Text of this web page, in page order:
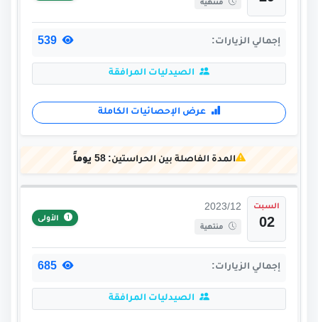
منتهية
إجمالي الزيارات:
الصيدليات المرافقة
عرض الإحصائيات الكاملة
المدة الفاصلة بين الحراستين:58 يوماً
السبت
02
2023/12
منتهية
الأولى
إجمالي الزيارات:
الصيدليات المرافقة